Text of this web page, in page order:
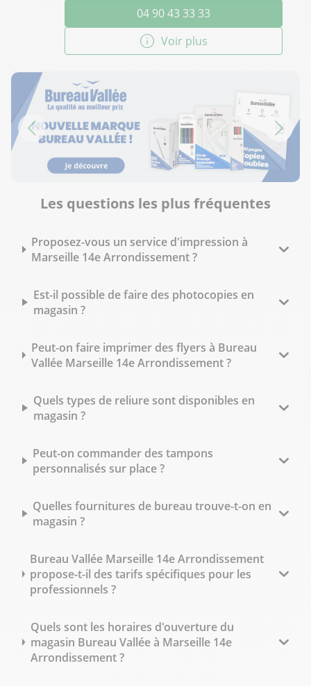
04 90 43 33 33
Voir plus
Les questions les plus fréquentes
Proposez-vous un service d'impression à
Marseille 14e Arrondissement ?
Est-il possible de faire des photocopies en
magasin ?
Peut-on faire imprimer des flyers à Bureau
Vallée Marseille 14e Arrondissement ?
Quels types de reliure sont disponibles en
magasin ?
Peut-on commander des tampons
personnalisés sur place ?
Quelles fournitures de bureau trouve-t-on en
magasin ?
Bureau Vallée Marseille 14e Arrondissement
propose-t-il des tarifs spécifiques pour les
professionnels ?
Quels sont les horaires d'ouverture du
magasin Bureau Vallée à Marseille 14e
Arrondissement ?